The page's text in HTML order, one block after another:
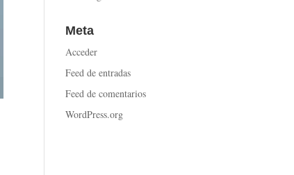
Meta
Acceder
Feed de entradas
Feed de comentarios
WordPress.org